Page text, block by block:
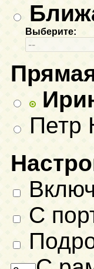
Выберите:
Петр
С